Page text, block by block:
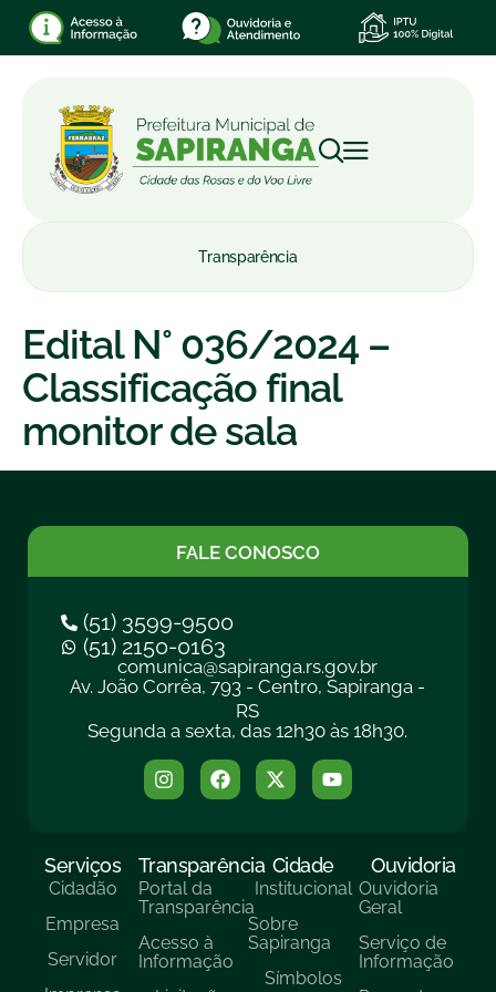
Transparência
Edital N° 036/2024 –
Classificação final
monitor de sala
FALE CONOSCO
(51) 3599-9500
(51) 2150-0163
comunica@sapiranga.rs.gov.br
Av. João Corrêa, 793 - Centro, Sapiranga -
RS
Segunda a sexta, das 12h30 às 18h30.
Serviços
Cidadão
Empresa
Servidor
Transparência
Portal da
Transparência
Acesso à
Informação
Cidade
Institucional
Sobre
Sapiranga
Símbolos
Ouvidoria
Ouvidoria
Geral
Serviço de
Informação